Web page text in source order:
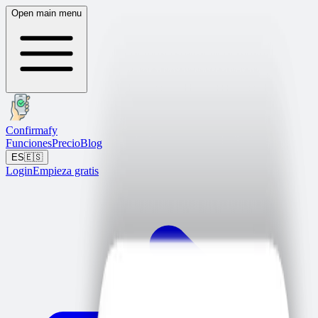
Open main menu
Confirmafy
FuncionesPrecioBlog
ES🇪🇸
LoginEmpieza gratis